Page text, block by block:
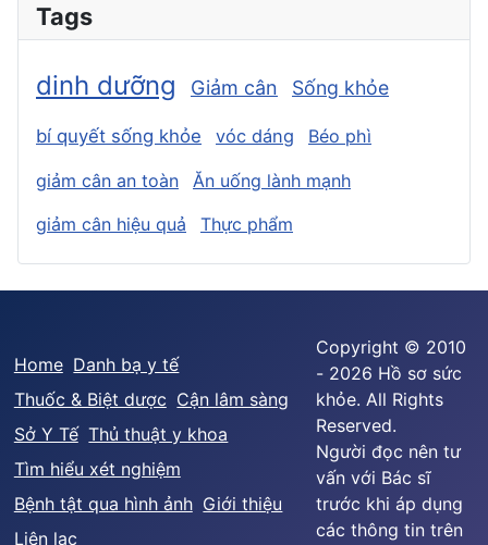
Tags
dinh dưỡng Giảm cân Sống khỏe
bí quyết sống khỏe vóc dáng Béo phì
giảm cân an toàn
Ăn uống lành mạnh
giảm cân hiệu quả
Thực phẩm
Home Danh bạ y tế
Thuốc & Biệt dược Cận lâm sàng
Sở Y Tế Thủ thuật y khoa
Tìm hiểu xét nghiệm
Bệnh tật qua hình ảnh Giới thiệu
Liên lạc
Copyright © 2010
- 2026 Hồ sơ sức
khỏe. All Rights
Reserved.
Người đọc nên tư
vấn với Bác sĩ
trước khi áp dụng
các thông tin trên